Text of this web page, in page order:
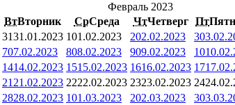
Февраль 2023
ВтВторник СрСреда ЧтЧетверг Пт
3131.01.2023 101.02.2023 202.02.2023 3
707.02.2023 808.02.2023 909.02.2023 10
1414.02.2023 1515.02.2023 1616.02.2023 17
21 21.02.2023 2222.02.2023 2323.02.2023 24
2828.02.2023 101.03.2023 202.03.2023 3